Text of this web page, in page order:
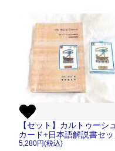
【セット】カルトゥーシ
カード+日本語解説書セッ
【メール便ＯＫ】
5,280円(税込)